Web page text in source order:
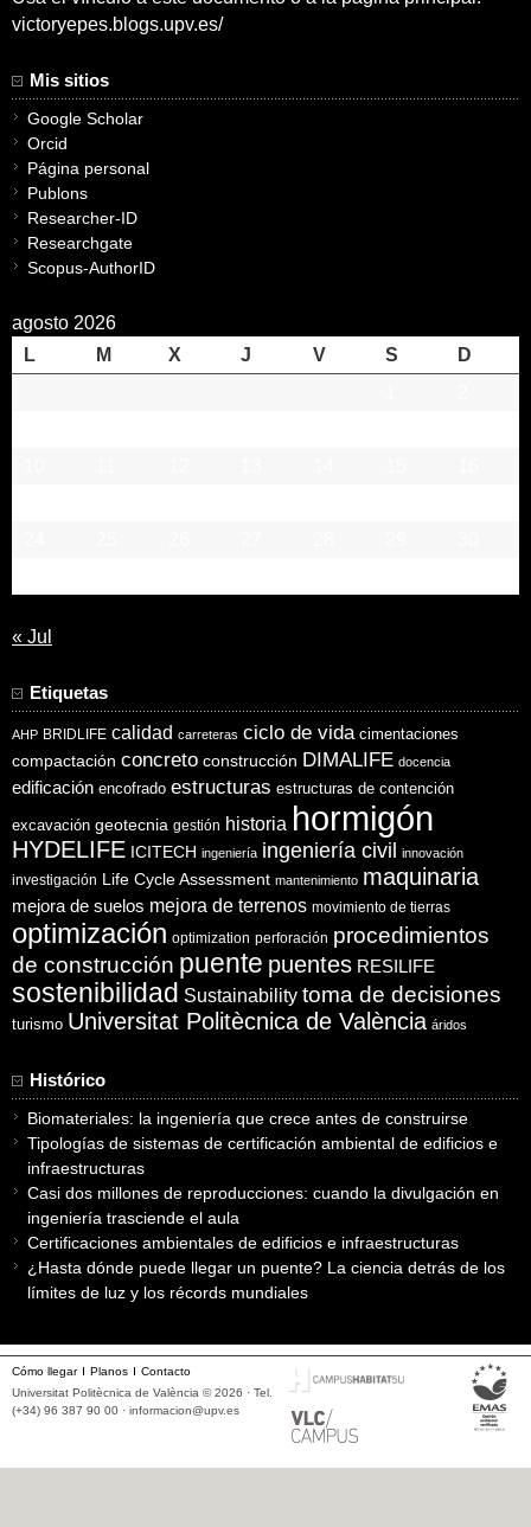
victoryepes.blogs.upv.es/
Mis sitios
Google Scholar
Orcid
Página personal
Publons
Researcher-ID
Researchgate
Scopus-AuthorID
agosto 2026
L
M X J V S
D
« Jul
Etiquetas
AHP BRIDLIFE calidad carreteras ciclo de vida cimentaciones
compactación concreto construcción DIMALIFE docencia
edificación encofrado estructuras estructuras de contención
excavación geotecnia gestión historia hormigón
HYDELIFE ICITECH ingeniería ingeniería civil innovación
investigación Life Cycle Assessment mantenimiento maquinaria
mejora de suelos mejora de terrenos movimiento de tierras
optimización optimization perforación procedimientos
de construcción puente puentes RESILIFE
sostenibilidad Sustainability toma de decisiones
turismo Universitat Politècnica de València áridos
Histórico
Biomateriales: la ingeniería que crece antes de construirse
Tipologías de sistemas de certificación ambiental de edificios e
infraestructuras
Casi dos millones de reproducciones: cuando la divulgación en
ingeniería trasciende el aula
Certificaciones ambientales de edificios e infraestructuras
¿Hasta dónde puede llegar un puente? La ciencia detrás de los
límites de luz y los récords mundiales
Cómo llegar Planos
Contacto
Universitat Politècnica de València © 2026 · Tel.
(+34) 96 387 90 00 · informacion@upv.es